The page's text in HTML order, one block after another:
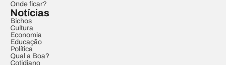
Onde ficar?
Notícias
Bichos
Cultura
Economia
Educação
Política
Qual a Boa?
Cotidiano